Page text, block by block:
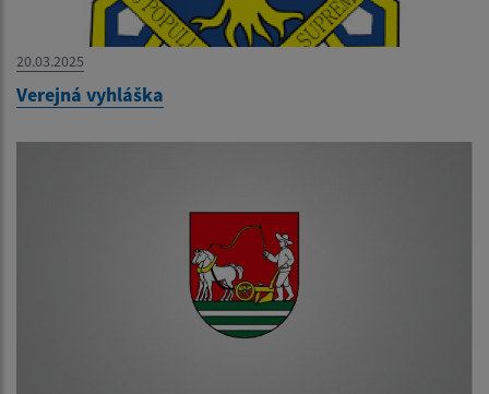
20.03.2025
Verejná vyhláška